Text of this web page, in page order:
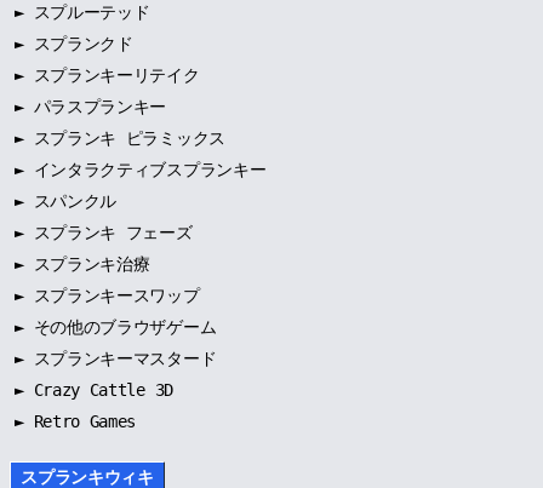
►
スプルーテッド
►
スプランクド
►
スプランキーリテイク
► パラスプランキー
►
スプランキ ピラミックス
► インタラクティブスプランキー
►
スパンクル
►
スプランキ フェーズ
►
スプランキ治療
►
スプランキースワップ
► その他のブラウザゲーム
►
スプランキーマスタード
► Crazy Cattle 3D
► Retro Games
スプランキウィキ